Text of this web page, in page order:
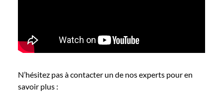
N’hésitez pas à contacter un de nos experts pour en
savoir plus :